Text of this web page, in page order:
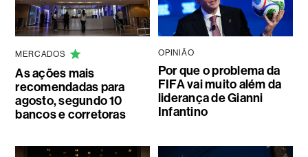
MERCADOS
As ações mais
recomendadas para
agosto, segundo 10
bancos e corretoras
OPINIÃO
Por que o problema da
FIFA vai muito além da
liderança de Gianni
Infantino